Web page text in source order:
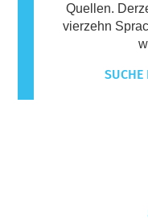
Quellen.
vierzehn
SUCHE